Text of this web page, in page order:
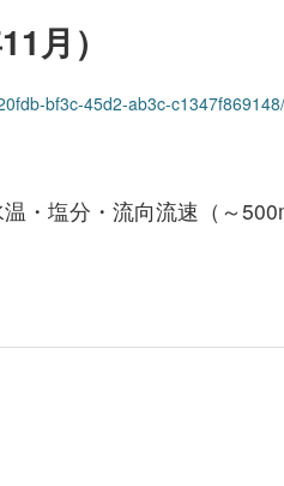
月）
bf3c-45d2-ab3c-c1347f869148/
・塩分・流向流速（～